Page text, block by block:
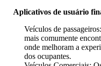
Aplicativos de usuário
Veículos de
mais comumente
onde melhoram a
dos ocupantes.